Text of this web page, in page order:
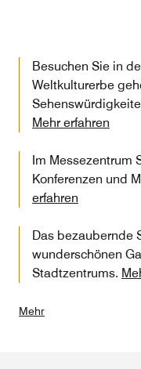
Besuchen Sie in
Weltkulturerbe
Mehr erfahren
Im Messezentrum
Konferenzen und
erfahren
Das bezaubernde
wunderschönen
Stadtzentrums.
Mehr